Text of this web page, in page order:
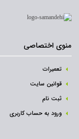
منوی اختصاصی
تعمیرات
قوانین سایت
ثبت نام‌
ورود به حساب کاربری